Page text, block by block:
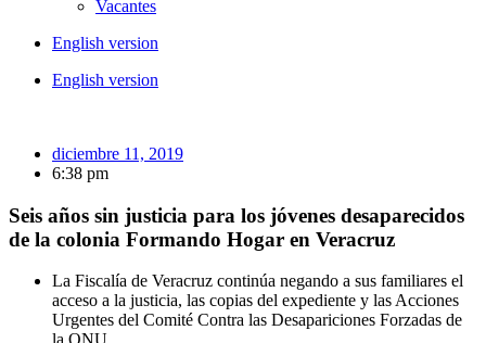
Vacantes
English version
English version
diciembre 11, 2019
6:38 pm
Seis años sin justicia para los jóvenes desaparecidos
de la colonia Formando Hogar en Veracruz
La Fiscalía de Veracruz continúa negando a sus familiares el
acceso a la justicia, las copias del expediente y las Acciones
Urgentes del Comité Contra las Desapariciones Forzadas de